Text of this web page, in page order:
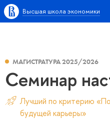
Высшая школа экономики
МАГИСТРАТУРА 2025/2026
Семинар
Лучший по критерию
будущей карьеры»